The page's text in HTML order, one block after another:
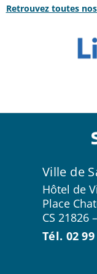
Retrouvez toutes
Ville de
Hôtel de
Place
CS 21826
Tél. 02 99